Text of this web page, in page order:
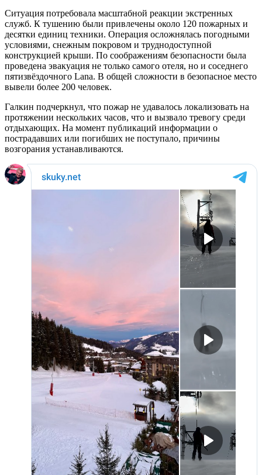
Ситуация потребовала масштабной реакции экстренных
служб. К тушению были привлечены около 120 пожарных и
десятки единиц техники. Операция осложнялась погодными
условиями, снежным покровом и труднодоступной
конструкцией крыши. По соображениям безопасности была
проведена эвакуация не только самого отеля, но и соседнего
пятизвёздочного Lana. В общей сложности в безопасное место
вывели более 200 человек.
Галкин подчеркнул, что пожар не удавалось локализовать на
протяжении нескольких часов, что и вызвало тревогу среди
отдыхающих. На момент публикаций информации о
пострадавших или погибших не поступало, причины
возгорания устанавливаются.